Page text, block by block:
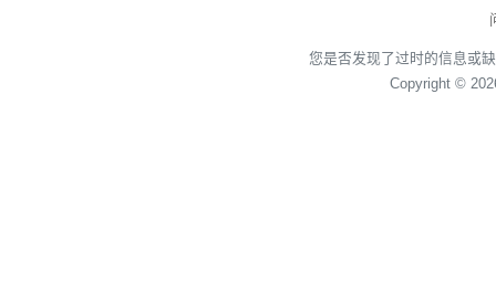
您是否发现了过时的信息或
Copyright ©